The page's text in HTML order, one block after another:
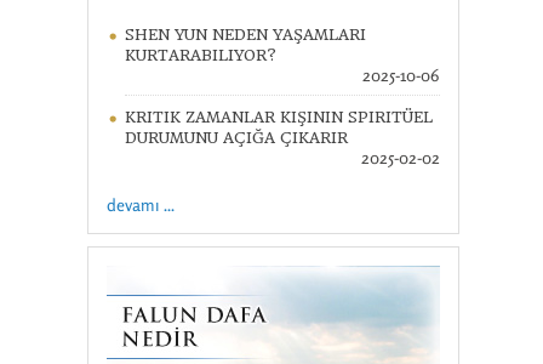
SHEN YUN NEDEN YAŞAMLARI
KURTARABILIYOR?
2025-10-06
KRITIK ZAMANLAR KIŞININ SPIRITÜEL
DURUMUNU AÇIĞA ÇIKARIR
2025-02-02
devamı ...